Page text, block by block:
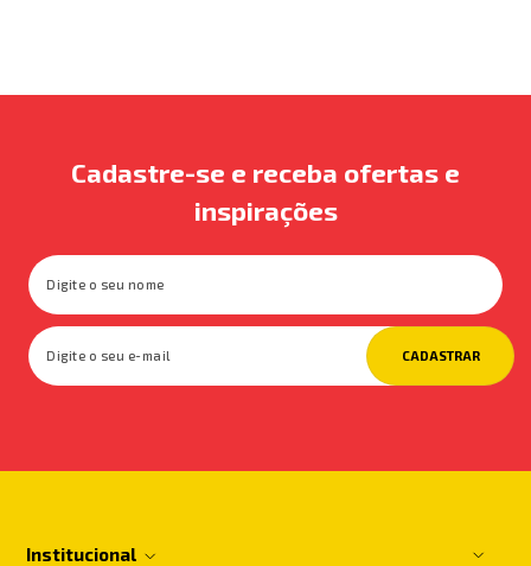
Cadastre-se e receba ofertas e
inspirações
CADASTRAR
Institucional